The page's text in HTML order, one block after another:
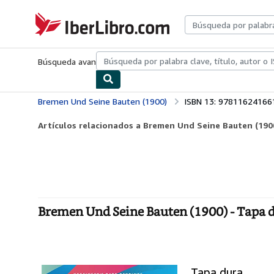
IberLibro.com
Búsqueda avanzadaColecciones Libros antiguosArte y
Bremen Und Seine Bauten (1900) ISBN 13:
Artículos relacionados a Bremen Und Seine Bauten
Bremen Und Seine Bauten (1900) - Tapa